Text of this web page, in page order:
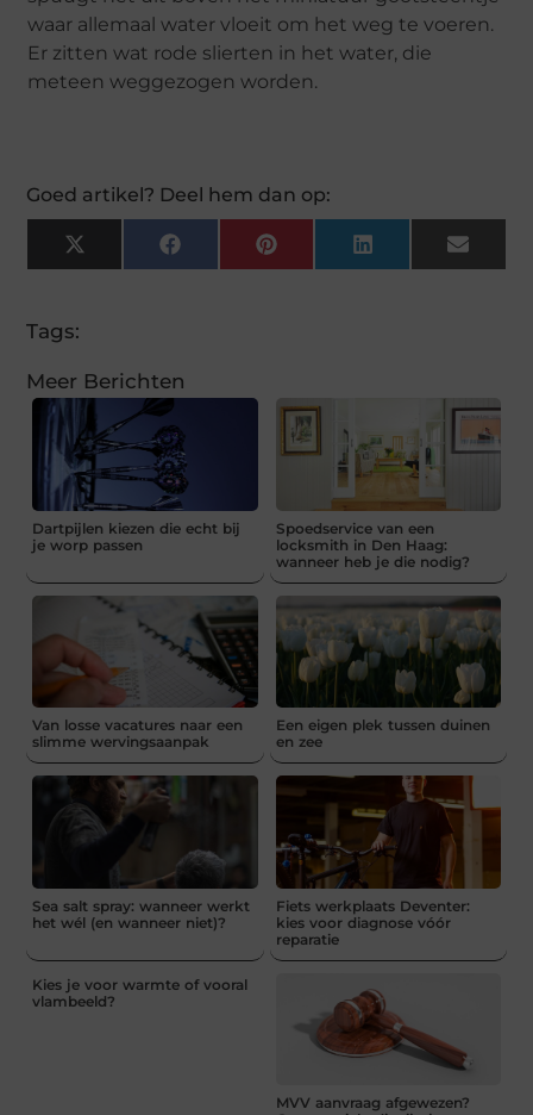
waar allemaal water vloeit om het weg te voeren.
Er zitten wat rode slierten in het water, die
meteen weggezogen worden.
Goed artikel? Deel hem dan op:
X
(Twitter)
FacebookPinterestLinkedInEmail
Tags:
Meer Berichten
Dartpijlen kiezen die echt bij
je worp passen
Spoedservice van een
locksmith in Den Haag:
wanneer heb je die nodig?
Van losse vacatures naar een
slimme wervingsaanpak
Een eigen plek tussen duinen
en zee
Sea salt spray: wanneer werkt
het wél (en wanneer niet)?
Fiets werkplaats Deventer:
kies voor diagnose vóór
reparatie
Kies je voor warmte of vooral
vlambeeld?
MVV aanvraag afgewezen?